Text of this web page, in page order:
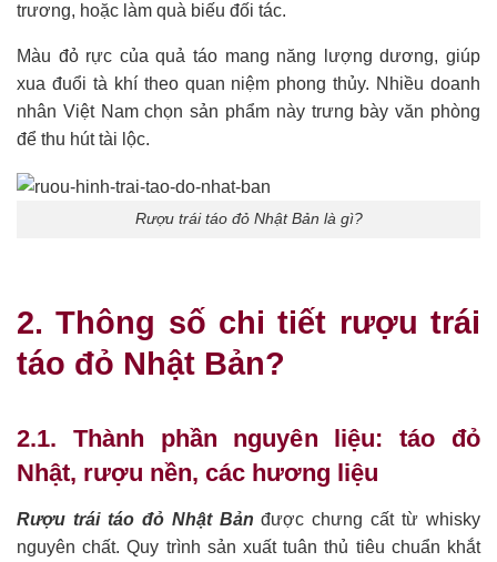
trương, hoặc làm quà biếu đối tác.
Màu đỏ rực của quả táo mang năng lượng dương, giúp
xua đuổi tà khí theo quan niệm phong thủy. Nhiều doanh
nhân Việt Nam chọn sản phẩm này trưng bày văn phòng
để thu hút tài lộc.
Rượu trái táo đỏ Nhật Bản là gì?
2. Thông số chi tiết rượu trái
táo đỏ Nhật Bản?
2.1. Thành phần nguyên liệu: táo đỏ
Nhật, rượu nền, các hương liệu
Rượu trái táo đỏ Nhật Bản được chưng cất từ whisky
nguyên chất. Quy trình sản xuất tuân thủ tiêu chuẩn khắt